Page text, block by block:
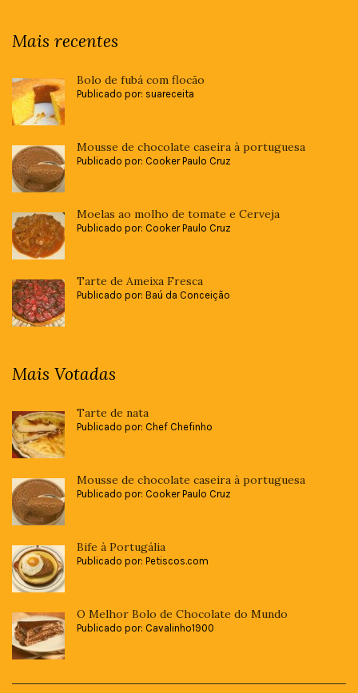
Mais recentes
Bolo de fubá com flocão
Publicado por: suareceita
Mousse de chocolate caseira à portuguesa
Publicado por: Cooker Paulo Cruz
Moelas ao molho de tomate e Cerveja
Publicado por: Cooker Paulo Cruz
Tarte de Ameixa Fresca
Publicado por: Baú da Conceição
Mais Votadas
Tarte de nata
Publicado por: Chef Chefinho
Mousse de chocolate caseira à portuguesa
Publicado por: Cooker Paulo Cruz
Bife à Portugália
Publicado por: Petiscos.com
O Melhor Bolo de Chocolate do Mundo
Publicado por: Cavalinho1900